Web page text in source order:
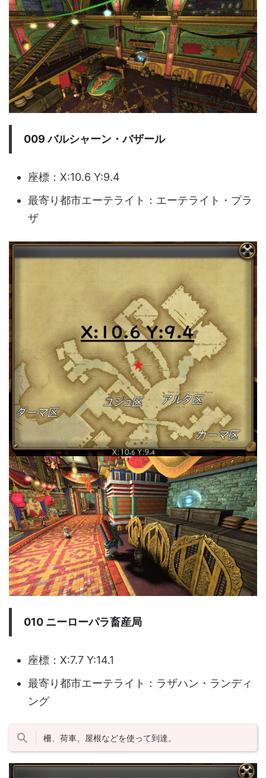
009 バルシャーン・バザール
座標：X:10.6 Y:9.4
最寄り都市エーテライト：エーテライト・プラ
ザ
010 ニーローパラ畜産局
座標：X:7.7 Y:14.1
最寄り都市エーテライト：ラザハン・ランディ
ング
柵、荷車、屋根などを使って到達。